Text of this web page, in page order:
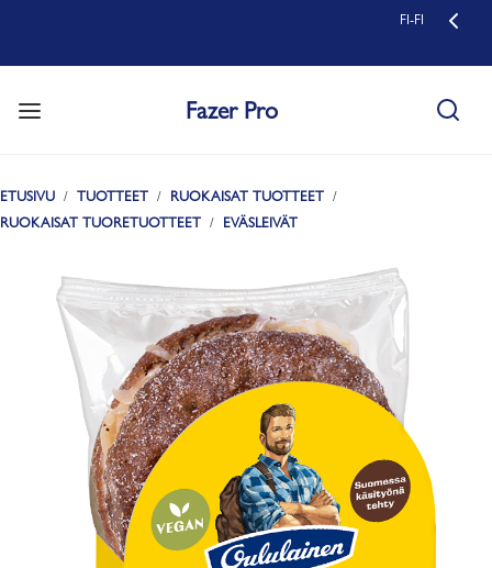
FI-FI
Fazer Pro
ETUSIVU TUOTTEET
RUOKAISAT TUOTTEET
RUOKAISAT TUORETUOTTEET
EVÄSLEIVÄT